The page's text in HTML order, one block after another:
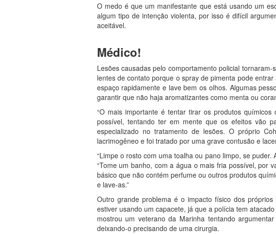
O medo é que um manifestante que está usando um
algum tipo de intenção violenta, por isso é difícil
aceitável.
Médico!
Lesões causadas pelo comportamento policial
lentes de contato porque o spray de pimenta pode
espaço rapidamente e lave bem os olhos. Algumas
garantir que não haja aromatizantes como menta ou
“O mais importante é tentar tirar os produtos
possível, tentando ter em mente que os efeitos vão
especializado no tratamento de lesões. O próprio
lacrimogêneo e foi tratado por uma grave contusão e
“Limpe o rosto com uma toalha ou pano limpo, se
“Tome um banho, com a água o mais fria possível, por
básico que não contém perfume ou outros produtos
e lave-as.”
Outro grande problema é o impacto físico dos
estiver usando um capacete, já que a polícia tem
mostrou um veterano da Marinha tentando
deixando-o precisando de uma cirurgia.